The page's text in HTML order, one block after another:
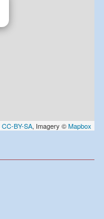
CC-BY-SA, Imagery ©Mapbox